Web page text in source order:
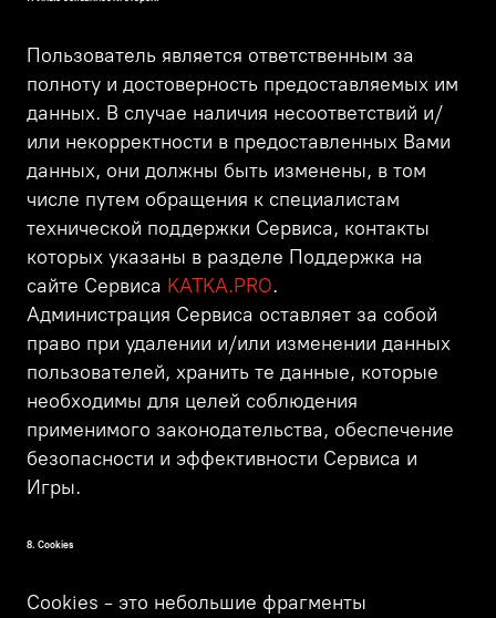
Пользователь является ответственным за
полноту и достоверность предоставляемых им
данных. В случае наличия несоответствий и/
или некорректности в предоставленных Вами
данных, они должны быть изменены, в том
числе путем обращения к специалистам
технической поддержки Сервиса, контакты
которых указаны в разделе Поддержка на
сайте Сервиса KATKA.PRO.
Администрация Сервиса оставляет за собой
право при удалении и/или изменении данных
пользователей, хранить те данные, которые
необходимы для целей соблюдения
применимого законодательства, обеспечение
безопасности и эффективности Сервиса и
Игры.
8. Cookies
Cookies - это небольшие фрагменты